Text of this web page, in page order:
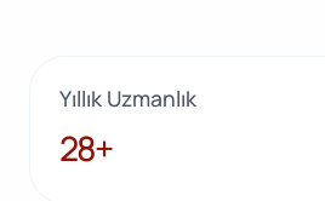
Yıllık Uzmanlık
28+
28+